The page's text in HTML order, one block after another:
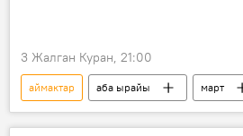
3 Жалган Куран, 21:00
аймактар аба ырайы
март
Кыргызстан